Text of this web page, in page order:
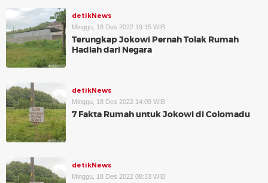
detikNews
Minggu, 18 Des 2022 19:15 WIB
Terungkap Jokowi Pernah Tolak Rumah
Hadiah dari Negara
detikNews
Minggu, 18 Des 2022 14:09 WIB
7 Fakta Rumah untuk Jokowi di Colomadu
detikNews
Minggu, 18 Des 2022 08:33 WIB